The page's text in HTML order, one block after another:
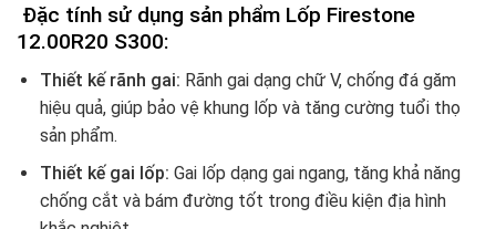
Đặc tính sử dụng sản phẩm Lốp Firestone
12.00R20 S300:
Thiết kế rãnh gai: Rãnh gai dạng chữ V, chống đá găm
hiệu quả, giúp bảo vệ khung lốp và tăng cường tuổi thọ
sản phẩm.
Thiết kế gai lốp: Gai lốp dạng gai ngang, tăng khả năng
chống cắt và bám đường tốt trong điều kiện địa hình